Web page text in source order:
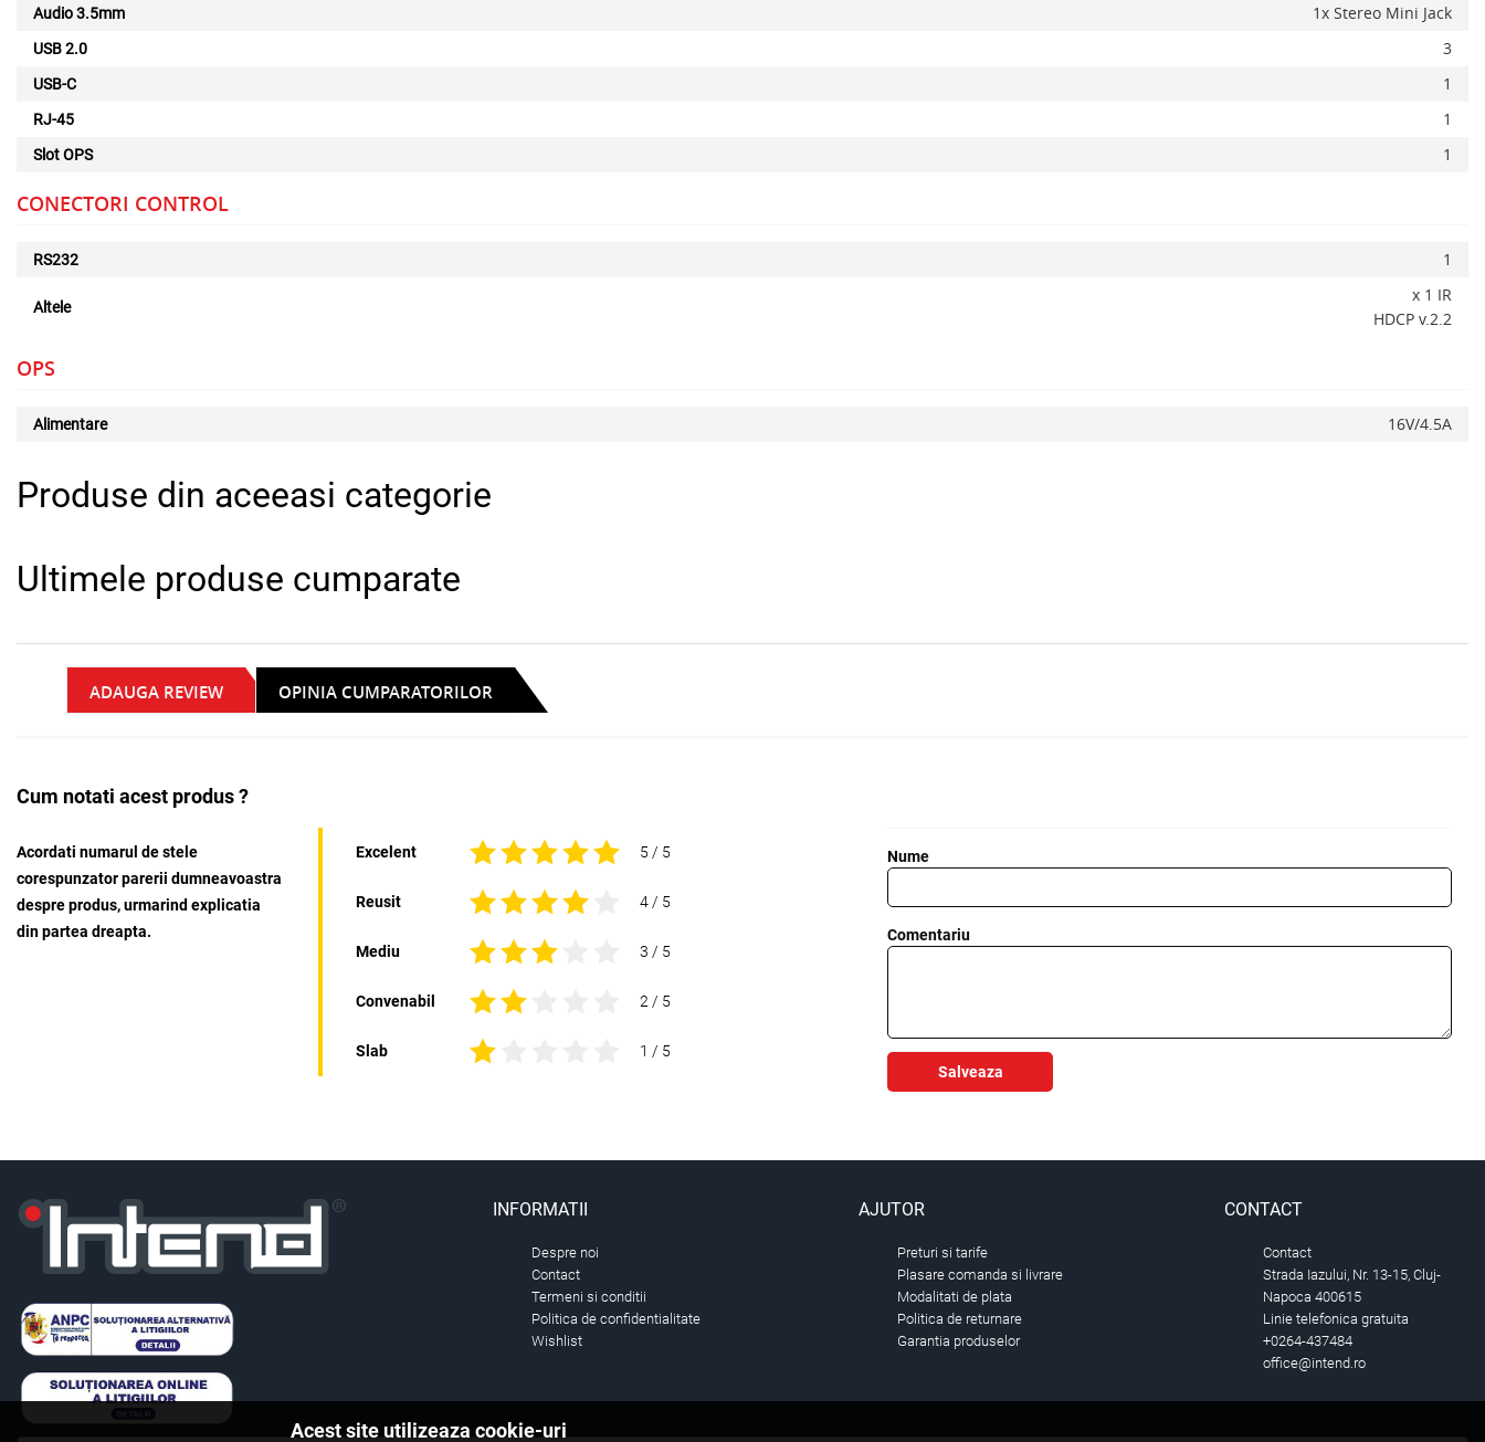
Audio 3.5mm 1x Stereo Mini Jack
USB 2.0 3
USB-C 1
RJ-45 1
Slot OPS 1
CONECTORI CONTROL
RS232 1
Altele
x 1 IR
HDCP v.2.2
OPS
Alimentare 16V/4.5A
Produse din aceeasi categorie
Ultimele produse cumparate
ADAUGA REVIEW OPINIA CUMPARATORILOR
Cum notati acest produs ?
Acordati numarul de stele
corespunzator parerii dumneavoastra
despre produs, urmarind explicatia
din partea dreapta.
Excelent 5 / 5
Reusit 4 / 5
Mediu 3 / 5
Convenabil 2 / 5
Slab 1 / 5
Nume
Comentariu
Salveaza
INFORMATII
Despre noi
Contact
Termeni si conditii
Politica de confidentialitate
Wishlist
AJUTOR
Preturi si tarife
Plasare comanda si livrare
Modalitati de plata
Politica de returnare
Garantia produselor
CONTACT
Contact
Strada Iazului, Nr. 13-15, Cluj-
Napoca 400615
Linie telefonica gratuita
+0264-437484
office@intend.ro
Acest site utilizeaza cookie-uri